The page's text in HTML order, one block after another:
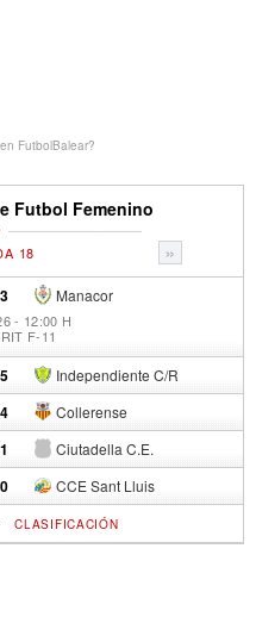
FutbolBalear?
Futbol Femenino
»
18
Manacor
3
- 12:00 H
F-11
Independiente C/R
5
Collerense
4
Ciutadella C.E.
1
CCE Sant Lluis
0
CLASIFICACIÓN